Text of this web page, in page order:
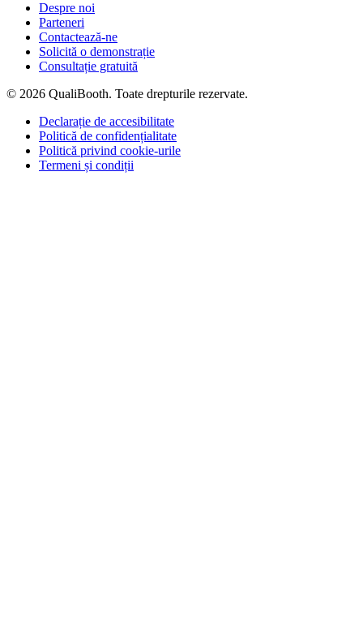
Despre noi
Parteneri
Contactează-ne
Solicită o demonstrație
Consultație gratuită
© 2026 QualiBooth. Toate drepturile rezervate.
Declarație de accesibilitate
Politică de confidențialitate
Politică privind cookie-urile
Termeni și condiții